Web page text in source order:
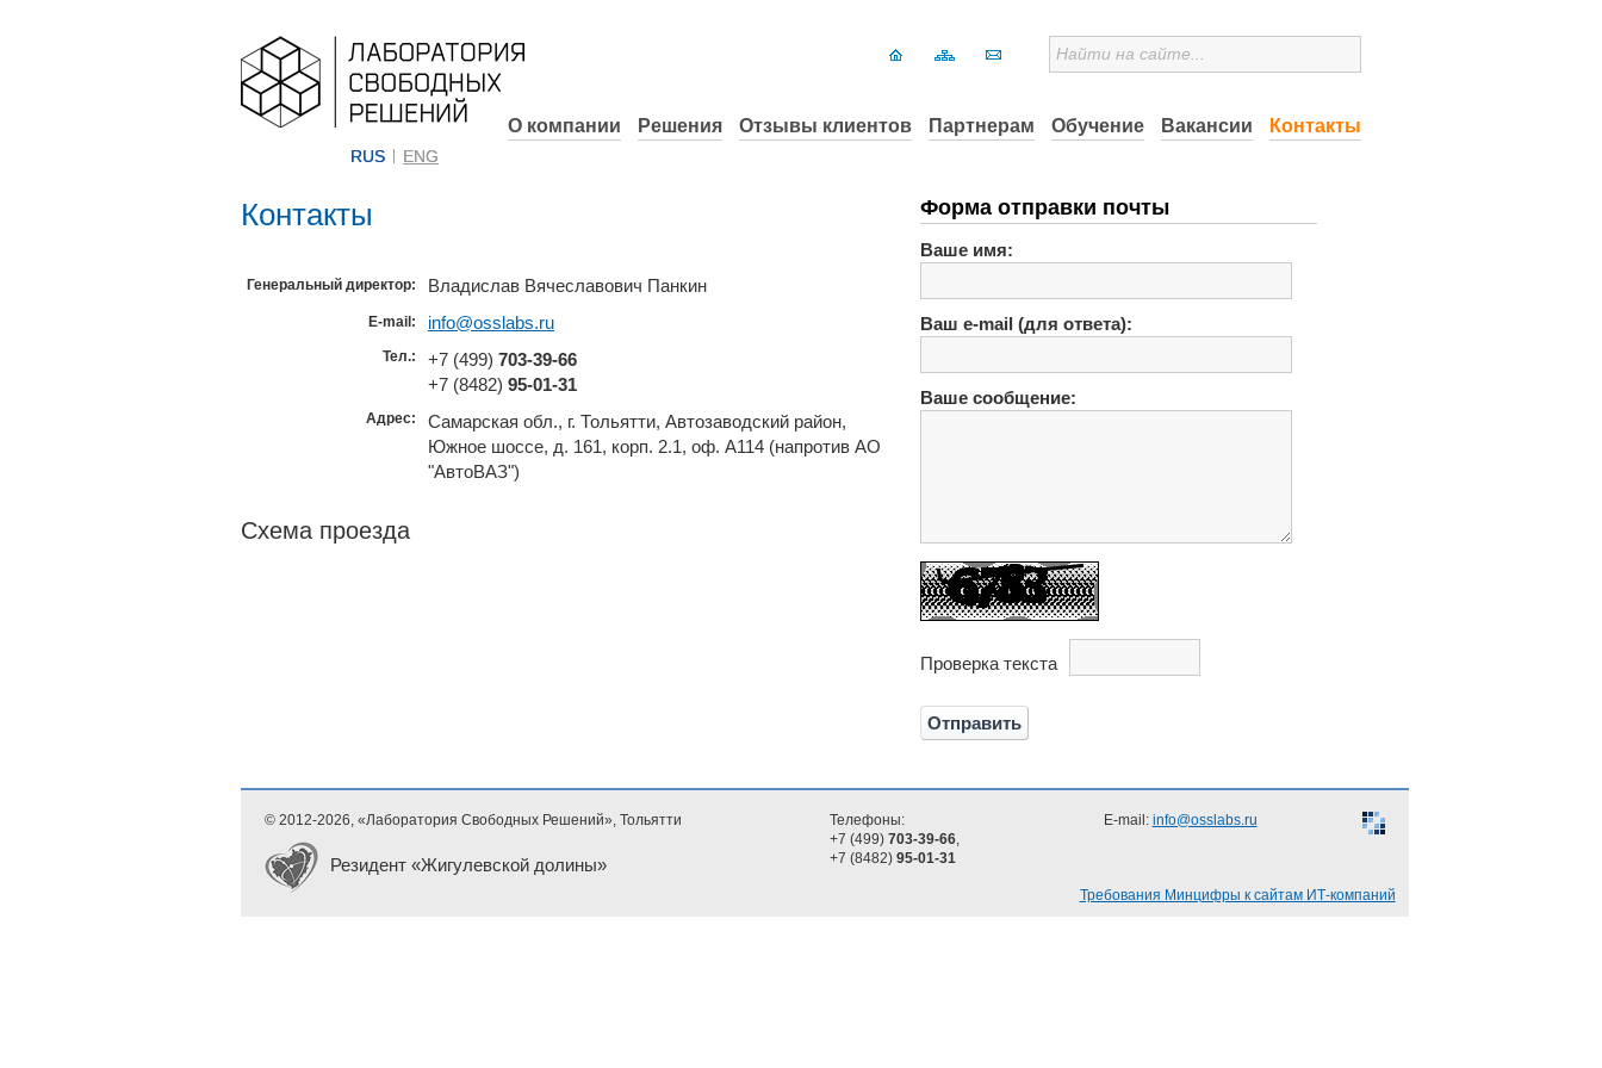
RUS ENG
О компании Решения Отзывы клиентов Партнерам Обучение Вакансии Контакты
Контакты
Генеральный директор: Владислав Вячеславович Панкин
E-mail: info@osslabs.ru
Тел.: +7 (499) 703-39-66
+7 (8482) 95-01-31
Адрес:
Самарская обл., г. Тольятти, Автозаводский рaйон,
Южное шоссе, д. 161, корп. 2.1, оф. А114 (напротив АО
"АвтоВАЗ")
Схема проезда
Форма отправки почты
Ваше имя:
Ваш e-mail (для ответа):
Ваше сообщение:
Проверка текста
© 2012-2026, «Лаборатория Свободных Решений», Тольятти
Телефоны:
+7 (499) 703-39-66,
+7 (8482) 95-01-31
E-mail: info@osslabs.ru
Требования Минцифры к сайтам ИТ-компаний
Резидент «Жигулевской долины»